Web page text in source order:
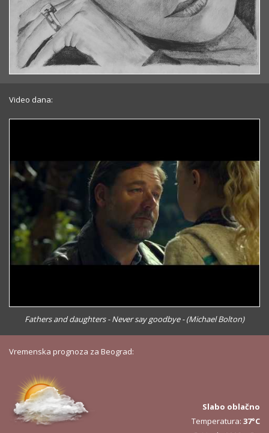
Video dana:
Fathers and daughters - Never say goodbye - (Michael Bolton)
Vremenska prognoza za Beograd:
Slabo oblačno
Temperatura: 37°C